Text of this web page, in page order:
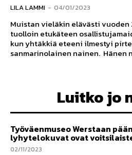
LILA LAMMI - 04/01/2023
Muistan vieläkin elävästi vuoden
tuolloin etukäteen
kun yhtäkkiä eteeni ilmestyi
Luitko jo
Työväenmuseo Werstaan
lyhytelokuvat ovat
02/11/2023